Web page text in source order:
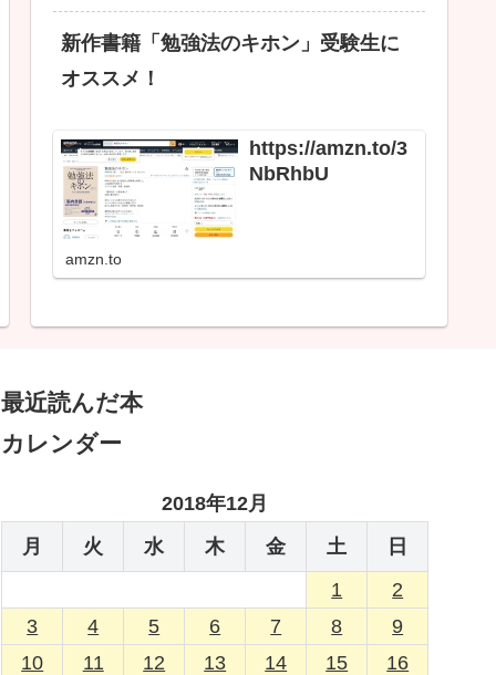
新作書籍「勉強法のキホン」受験生に
オススメ！
https://amzn.to/3
NbRhbU
amzn.to
最近読んだ本
カレンダー
2018年12月
月
火 水 木 金 土
日
1
2
3
4 5 6 7 8
9
10
11 12 13 14 15 16